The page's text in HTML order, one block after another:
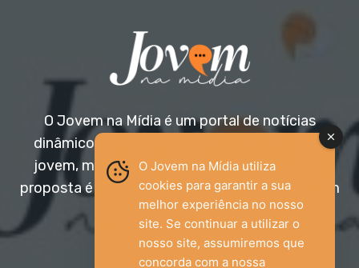
O Jovem na Mídia é um portal de notícias
dinâmico e acessível, voltado para o público
jovem, mas aberto a todas as idades. Nossa
proposta é trazer informação relevante com um
olhar diferenciado.
Entre em contato:
jovemnamidia2017@gmail.com
O Jovem na Mídia utiliza
cookies para garantir a sua
melhor experiência no nosso
site. Se continuar a utilizar o
nosso site, assumiremos que
concorda com a nossa